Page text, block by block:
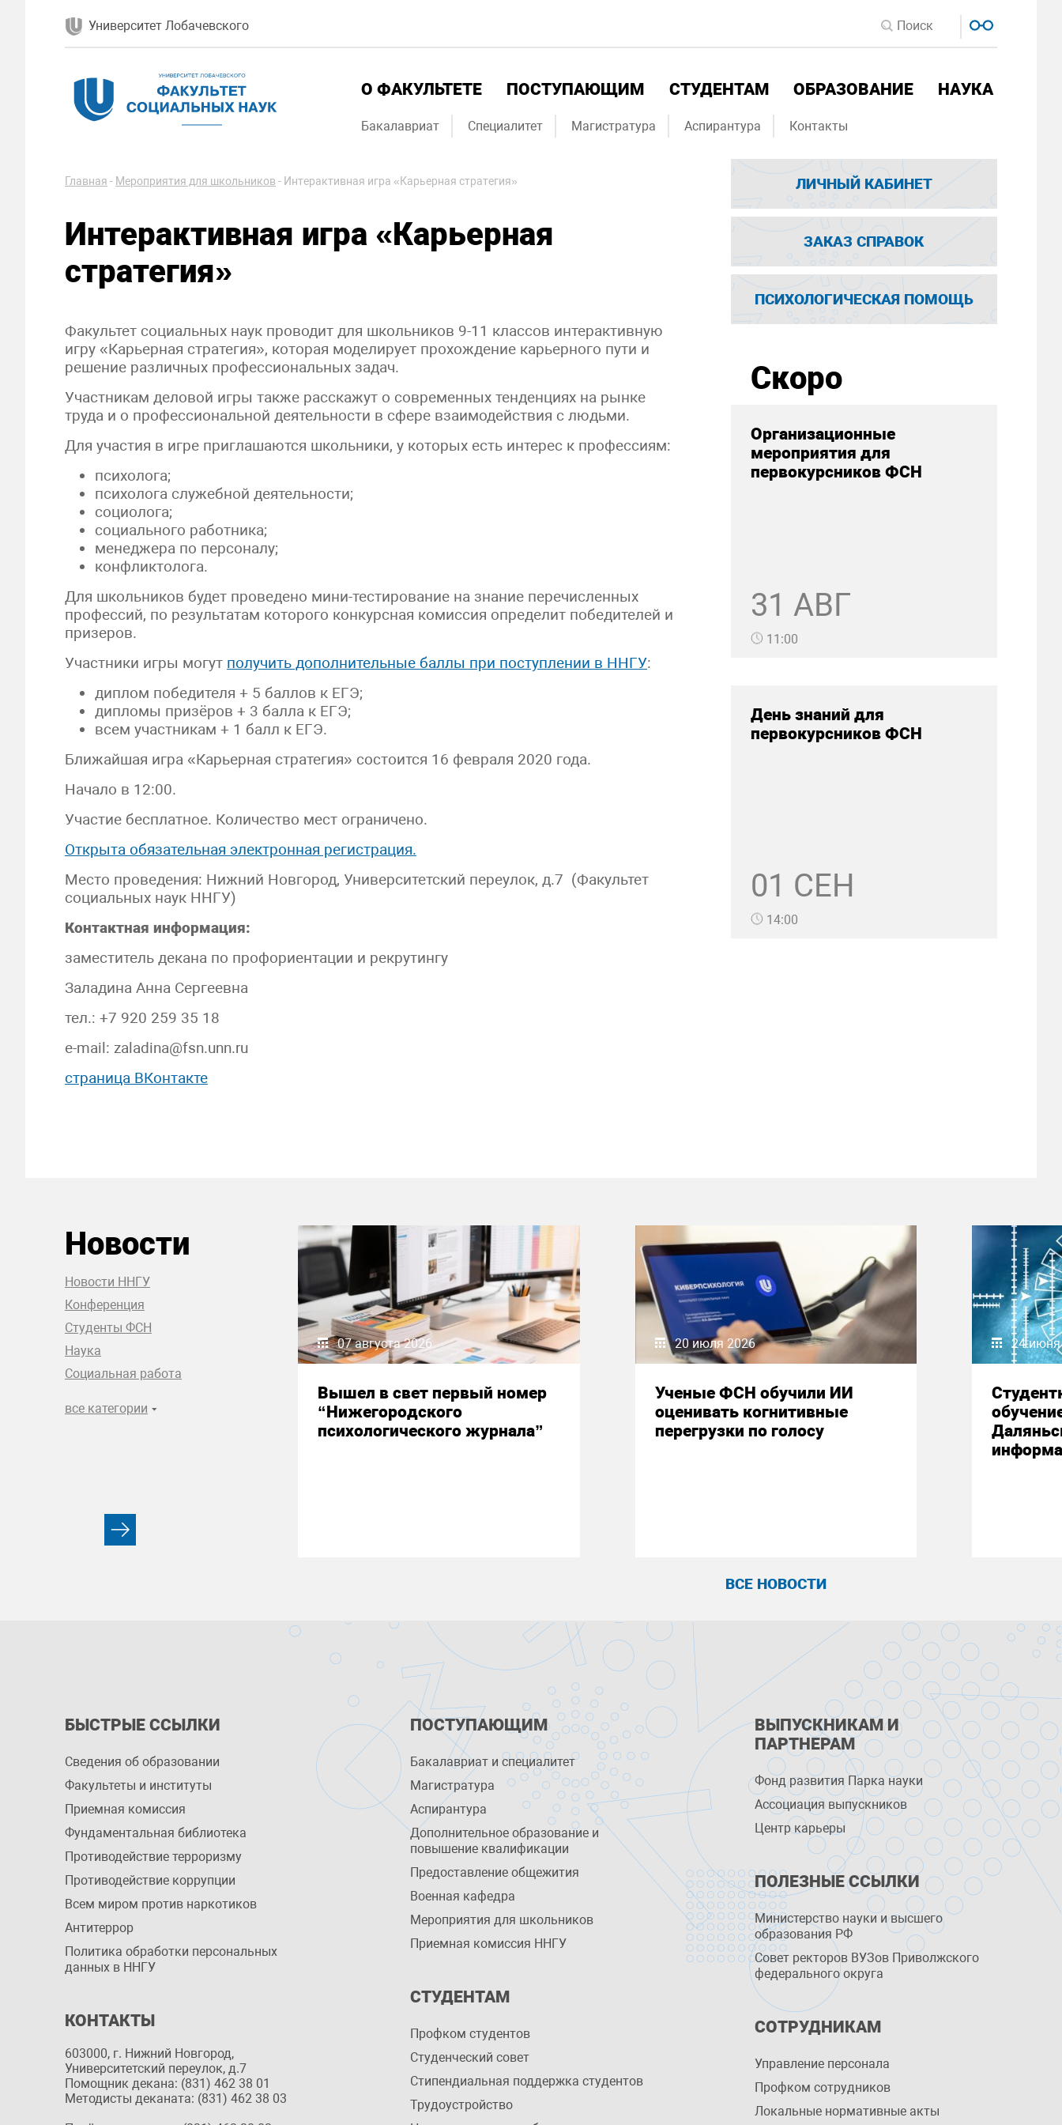
Университет Лобачевского
О ФАКУЛЬТЕТЕ ПОСТУПАЮЩИМ СТУДЕНТАМ ОБРАЗОВАНИЕ НАУКА
Бакалавриат Специалитет Магистратура Аспирантура Контакты
Главная - Мероприятия для школьников - Интерактивная игра «Карьерная стратегия»
Интерактивная игра «Карьерная
стратегия»
Факультет социальных наук проводит для школьников 9-11 классов интерактивную
игру «Карьерная стратегия», которая моделирует прохождение карьерного пути и
решение различных профессиональных задач.
Участникам деловой игры также расскажут о современных тенденциях на рынке
труда и о профессиональной деятельности в сфере взаимодействия с людьми.
Для участия в игре приглашаются школьники, у которых есть интерес к профессиям:
психолога;
психолога служебной деятельности;
социолога;
социального работника;
менеджера по персоналу;
конфликтолога.
Для школьников будет проведено мини-тестирование на знание перечисленных
профессий, по результатам которого конкурсная комиссия определит победителей и
призеров.
Участники игры могут получить дополнительные баллы при поступлении в ННГУ:
диплом победителя + 5 баллов к ЕГЭ;
дипломы призёров + 3 балла к ЕГЭ;
всем участникам + 1 балл к ЕГЭ.
Ближайшая игра «Карьерная стратегия» состоится 16 февраля 2020 года.
Начало в 12:00.
Участие бесплатное. Количество мест ограничено.
Открыта обязательная электронная регистрация.
Место проведения: Нижний Новгород, Университетский переулок, д.7 (Факультет
социальных наук ННГУ)
Контактная информация:
заместитель декана по профориентации и рекрутингу
Заладина Анна Сергеевна
тел.: +7 920 259 35 18
e-mail: zaladina@fsn.unn.ru
страница ВКонтакте
ЛИЧНЫЙ КАБИНЕТ
ЗАКАЗ СПРАВОК
ПСИХОЛОГИЧЕСКАЯ ПОМОЩЬ
Скоро
Организационные
мероприятия для
первокурсников ФСН
31 АВГ
11:00
День знаний для
первокурсников ФСН
01 СЕН
14:00
Новости
Новости ННГУ
Конференция
Студенты ФСН
Наука
Социальная работа
все категории
07 августа 2026
Вышел в свет первый номер
“Нижегородского
психологического журнала”
20 июля 2026
Ученые ФСН обучили ИИ
оценивать когнитивные
перегрузки по голосу
24
ВСЕ НОВОСТИ
БЫСТРЫЕ ССЫЛКИ
Сведения об образовании
Факультеты и институты
Приемная комиссия
Фундаментальная библиотека
Противодействие терроризму
Противодействие коррупции
Всем миром против наркотиков
Антитеррор
Политика обработки персональных
данных в ННГУ
КОНТАКТЫ
603000, г. Нижний Новгород,
Университетский переулок, д.7
Помощник декана: (831) 462 38 01
Методисты деканата: (831) 462 38 03
ПОСТУПАЮЩИМ
Бакалавриат и специалитет
Магистратура
Аспирантура
Дополнительное образование и
повышение квалификации
Предоставление общежития
Военная кафедра
Мероприятия для школьников
Приемная комиссия ННГУ
СТУДЕНТАМ
Профком студентов
Студенческий совет
Стипендиальная поддержка студентов
Трудоустройство
ВЫПУСКНИКАМ И
ПАРТНЕРАМ
Фонд развития Парка науки
Ассоциация выпускников
Центр карьеры
ПОЛЕЗНЫЕ ССЫЛКИ
Министерство науки и высшего
образования РФ
Совет ректоров ВУЗов Приволжского
федерального округа
СОТРУДНИКАМ
Управление персоналa
Профком сотрудников
Локальные нормативные акты